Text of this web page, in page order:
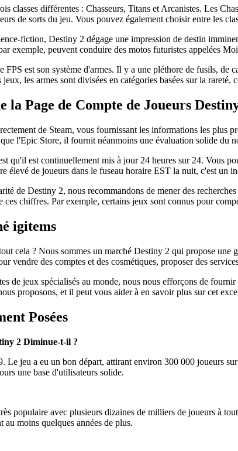
classes différentes : Chasseurs, Titans et Arcanistes. Les
de sorts du jeu. Vous pouvez également choisir entre les
fiction, Destiny 2 dégage une impression de destin
exemple, peuvent conduire des motos futuristes appelées
FPS est son système d'armes. Il y a une pléthore de fusils, de
les armes sont divisées en catégories basées sur la
la Page de Compte de Joueurs
de Steam, vous fournissant les informations les
l'Epic Store, il fournit néanmoins une évaluation solide du
qu'il est continuellement mis à jour 24 heures sur 24. Vous
élevé de joueurs dans le fuseau horaire EST la nuit, c'est un
de Destiny 2, nous recommandons de mener des
chiffres. Par exemple, certains jeux sont connus pour
igitems
cela ? Nous sommes un marché Destiny 2 qui propose
vendre des comptes et des cosmétiques, proposer des
de jeux spécialisés au monde, nous nous efforçons de
proposons, et il peut vous aider à en savoir plus sur cet
Posées
2 Diminue-t-il ?
Le jeu a eu un bon départ, attirant environ 300 000 joueurs
une base d'utilisateurs solide.
populaire avec plusieurs dizaines de milliers de joueurs à
au moins quelques années de plus.